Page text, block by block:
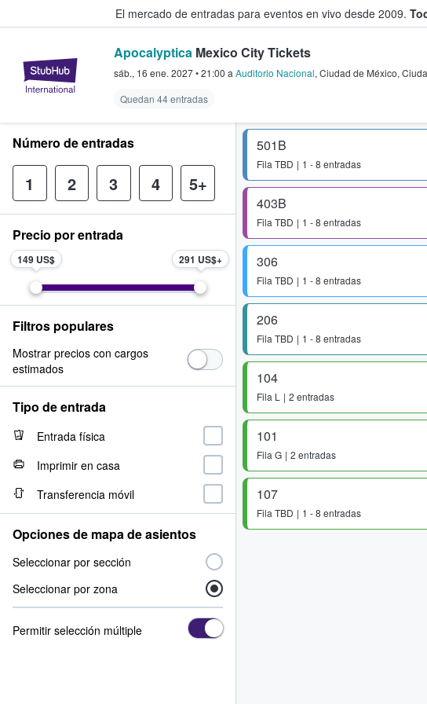
El mercado de entradas para eventos en vivo desde 2009.
StubHub: compra y venta de entradas
Apocalyptica Mexico City Tickets
sáb., 16 ene. 2027•21:00 a Auditorio Nacional, Ciudad de México,
Quedan 44 entradas
501B
Fila TBD 1 - 8 entradas
403B
Fila TBD 1 - 8 entradas
306
Fila TBD 1 - 8 entradas
206
Fila TBD 1 - 8 entradas
104
Fila L 2 entradas
101
Fila G 2 entradas
107
Fila TBD 1 - 8 entradas
Número de entradas
1 2 3 4 5+
Precio por entrada
149 US$ 291 US$
Filtros populares
Mostrar precios con cargos
estimados
Tipo de entrada
Entrada física
Imprimir en casa
Transferencia móvil
Opciones de mapa de asientos
Seleccionar por sección
Seleccionar por zona
Permitir selección múltiple